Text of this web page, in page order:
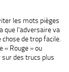
les mots pièges
que l’adversaire va
de trop facile.
« Rouge » ou
sur des trucs plus